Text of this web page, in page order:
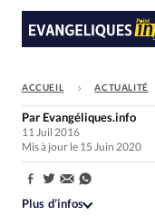
Faire un don
Société
ACCUEIL ACTUALITÉ
Par Evangéliques.info
11 Juil 2016
Mis à jour le 15 Juin 2020
Partager:
Plus d’infos